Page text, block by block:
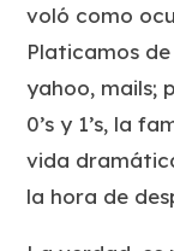
voló como
Platicamos
yahoo, mails;
0’s y 1’s, la
vida
la hora de